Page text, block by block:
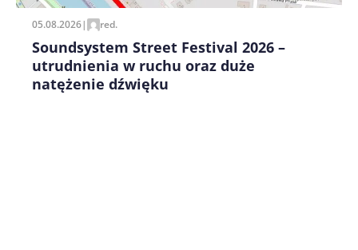
05.08.2026| red.
Soundsystem Street Festival 2026 –
utrudnienia w ruchu oraz duże
natężenie dźwięku